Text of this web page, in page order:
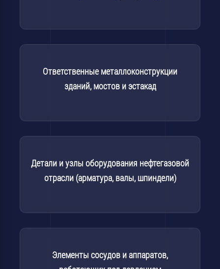
Ответственные металлоконструкции
зданий, мостов и эстакад
Детали и узлы оборудования нефтегазовой
отрасли (арматура, валы, шпиндели)
Элементы сосудов и аппаратов,